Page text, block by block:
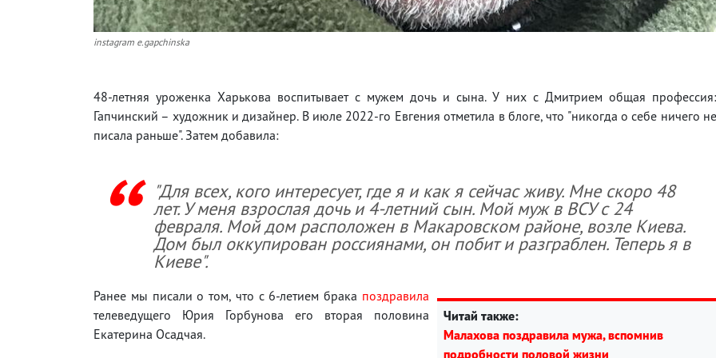
instagram e.gapchinska
48-летняя уроженка Харькова воспитывает с мужем дочь и сына. У них с Дмитрием общая профессия:
Гапчинский – художник и дизайнер. В июле 2022-го Евгения отметила в блоге, что "никогда о себе ничего не
писала раньше". Затем добавила:
"Для всех, кого интересует, где я и как я сейчас живу. Мне скоро 48
лет. У меня взрослая дочь и 4-летний сын. Мой муж в ВСУ с 24
февраля. Мой дом расположен в Макаровском районе, возле Киева.
Дом был оккупирован россиянами, он побит и разграблен. Теперь я в
Киеве".
Читай также:
Малахова поздравила мужа, вспомнив
подробности половой жизни
Ранее мы писали о том, что с 6-летием брака поздравила
телеведущего Юрия Горбунова его вторая половина
Екатерина Осадчая.